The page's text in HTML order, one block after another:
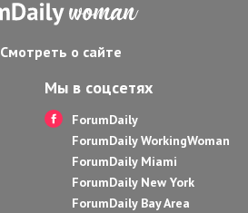
Смотреть о сайте
Мы в соцсетях
ForumDaily
ForumDaily WorkingWoman
ForumDaily Miami
ForumDaily New York
ForumDaily Bay Area